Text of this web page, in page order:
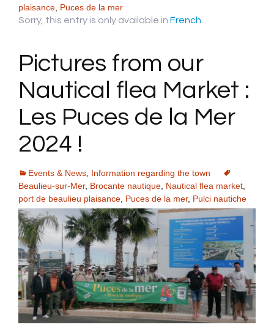
plaisance Puces de la mer
Sorry, this entry is only available in French
Pictures from our
Nautical flea Market :
Les Puces de la Mer
2024 !
Events & News Information regarding the town
Beaulieu-sur-Mer, Brocante nautique Nautical flea market
port de beaulieu plaisance Puces de la mer, Pulci nautiche